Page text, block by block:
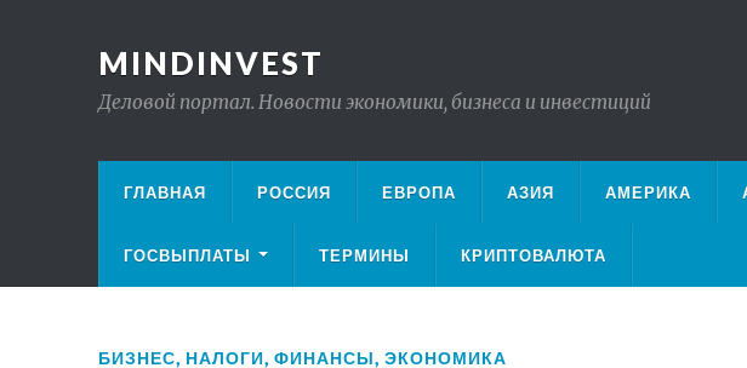
MINDINVEST
Деловой портал. Новости экономики, бизнеса и инвестиций
ГЛАВНАЯ РОССИЯ ЕВРОПА АЗИЯ АМЕРИКА
ГОСВЫПЛАТЫ ТЕРМИНЫ КРИПТОВАЛЮТА
БИЗНЕС, НАЛОГИ, ФИНАНСЫ, ЭКОНОМИКА